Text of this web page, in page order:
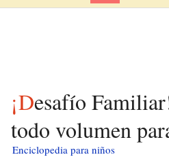
¡Desafío Familiar! Música a
todo volumen
Enciclopedia para niños